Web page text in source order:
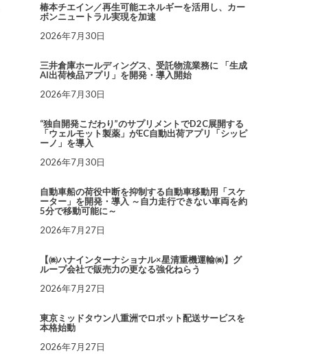
椿本チエイン／再生可能エネルギーを活用し、カー
ボンニュートラル実現を加速
2026年7月30日
三井倉庫ホールディングス、受託物流業務に 「生成
AI出荷検品アプリ」を開発・導入開始
2026年7月30日
“独自開発こだわり”のサプリメントでD2C展開する
「ウェルモット製薬」がEC自動出荷アプリ「シッピ
ーノ」を導入
2026年7月30日
自動車船の荷役中断を抑制する自動車移動用「スケ
ーター」を開発・導入 ～自力走行できない車両を約
5分で移動可能に～
2026年7月27日
【㈱ハナインターナショナル×星清重機運輸㈱】グ
ループ会社で販売力の更なる強化ねらう
2026年7月27日
東京ミッドタウン八重洲でロボット配送サービスを
本格始動
2026年7月27日